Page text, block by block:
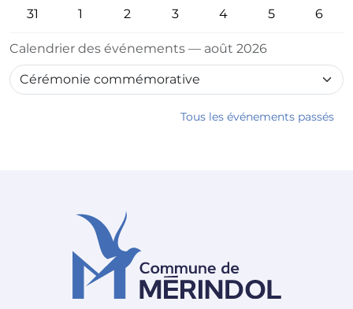
Tous les événements passés
Calendrier des événements — août 2026
31 1 2 3 4 5 6